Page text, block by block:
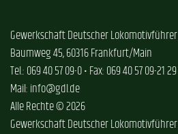
Gewerkschaft Deutscher Lokomotivführer
Baumweg 45, 60316 Frankfurt/Main
Tel.: 069 40 57 09-0 • Fax: 069 40 57 09-21 29
Mail: info@gdl.de
Alle Rechte © 2026
Gewerkschaft Deutscher Lokomotivführer